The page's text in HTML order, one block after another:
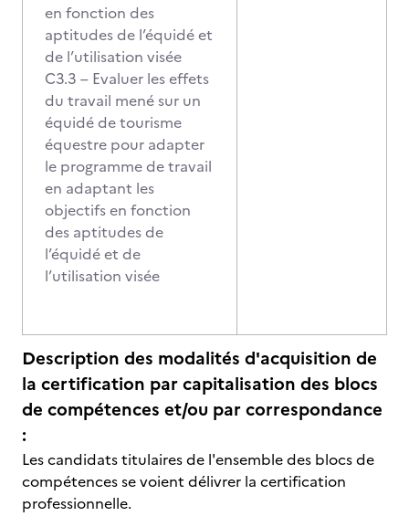
en fonction des
aptitudes de l’équidé et
de l’utilisation visée
C3.3 – Evaluer les effets
du travail mené sur un
équidé de tourisme
équestre pour adapter
le programme de travail
en adaptant les
objectifs en fonction
des aptitudes de
l’équidé et de
l’utilisation visée
Description des modalités d'acquisition de
la certification par capitalisation des blocs
de compétences et/ou par correspondance
:
Les candidats titulaires de l'ensemble des blocs de
compétences se voient délivrer la certification
professionnelle.